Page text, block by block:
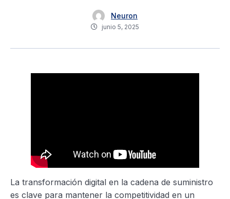
Neuron
junio 5, 2025
La transformación digital en la cadena de suministro
es clave para mantener la competitividad en un